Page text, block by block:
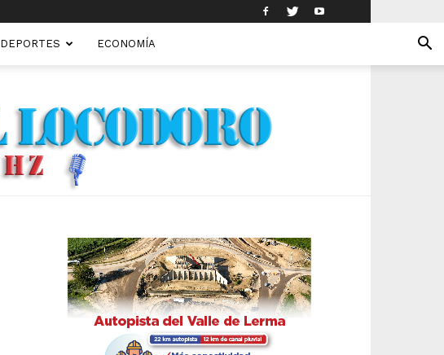
DEPORTES ECONOMÍA